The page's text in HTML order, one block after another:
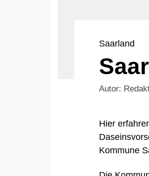
Saarland
Autor:
Hier
Kommune